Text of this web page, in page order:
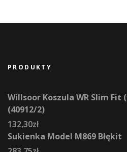
PRODUKTY
Willsoor Koszula WR Slim Fit
(40912/2)
132,30zł
Sukienka Model M869 Błękit